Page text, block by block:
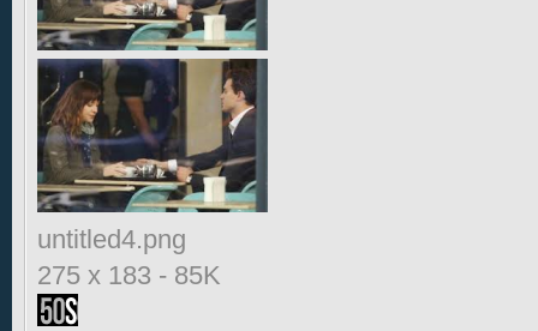
untitled4.png
275 x 183 - 85K